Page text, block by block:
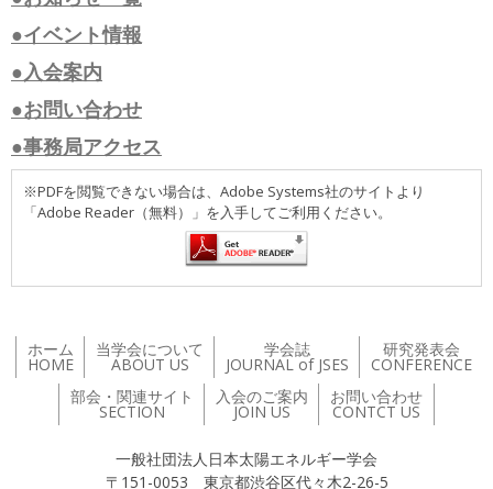
●イベント情報
●入会案内
●お問い合わせ
●事務局アクセス
※PDFを閲覧できない場合は、Adobe Systems社のサイトより
「Adobe Reader（無料）」を入手してご利用ください。
ホーム
HOME
当学会について
ABOUT US
学会誌
JOURNAL of JSES
研究発表会
CONFERENCE
部会・関連サイト
SECTION
入会のご案内
JOIN US
お問い合わせ
CONTCT US
一般社団法人日本太陽エネルギー学会
〒151-0053 東京都渋谷区代々木2-26-5